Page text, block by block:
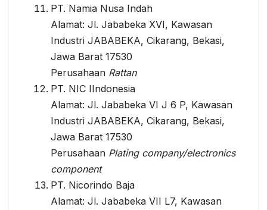
PT. Namia Nusa Indah
Alamat: Jl. Jababeka XVI, Kawasan
Industri JABABEKA, Cikarang, Bekasi,
Jawa Barat 17530
Perusahaan Rattan
PT. NIC IIndonesia
Alamat: Jl. Jababeka VI J 6 P, Kawasan
Industri JABABEKA, Cikarang, Bekasi,
Jawa Barat 17530
Perusahaan Plating company/electronics
component
PT. Nicorindo Baja
Alamat: Jl. Jababeka VII L7, Kawasan